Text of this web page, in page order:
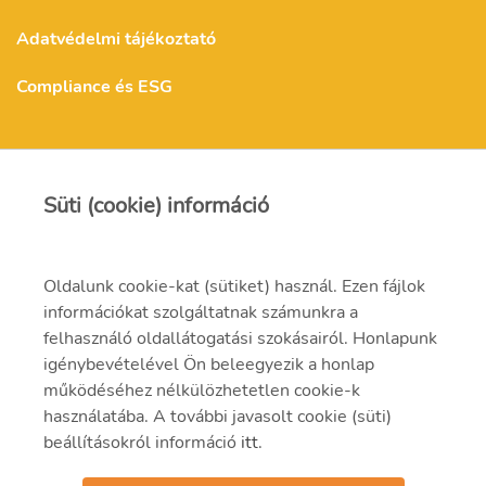
Adatvédelmi tájékoztató
Compliance és ESG
H-3271 Visonta, Erőmű utca 11.
+36 (37) 334-000
Süti (cookie) információ
Oldalunk cookie-kat (sütiket) használ. Ezen fájlok
információkat szolgáltatnak számunkra a
felhasználó oldallátogatási szokásairól. Honlapunk
igénybevételével Ön beleegyezik a honlap
működéséhez nélkülözhetetlen cookie-k
használatába. A további javasolt cookie (süti)
beállításokról információ itt.